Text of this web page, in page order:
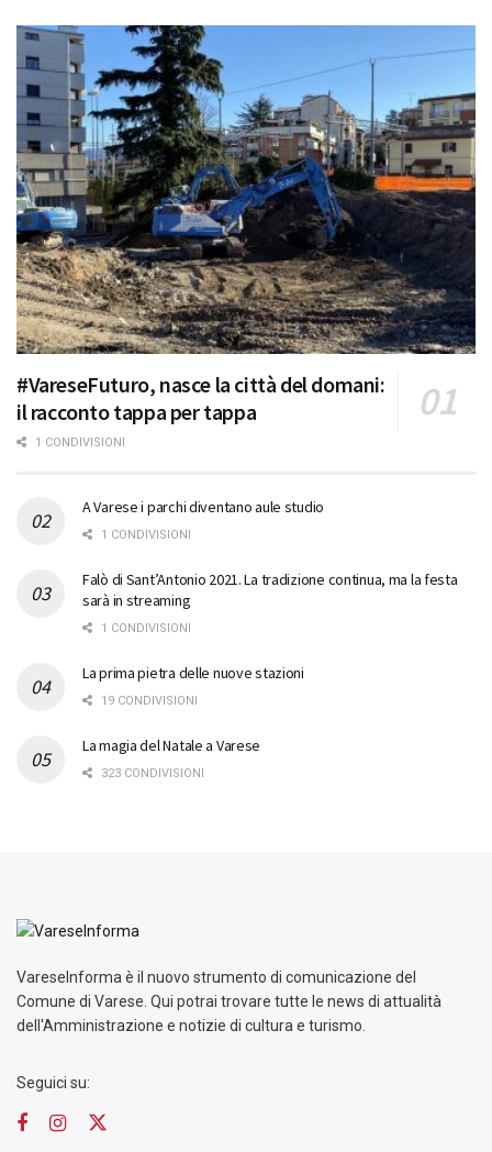
#VareseFuturo, nasce la città del domani:
il racconto tappa per tappa
1 CONDIVISIONI
A Varese i parchi diventano aule studio
1 CONDIVISIONI
Falò di Sant’Antonio 2021. La tradizione continua, ma la festa
sarà in streaming
1 CONDIVISIONI
La prima pietra delle nuove stazioni
19 CONDIVISIONI
La magia del Natale a Varese
323 CONDIVISIONI
VareseInforma è il nuovo strumento di comunicazione del
Comune di Varese. Qui potrai trovare tutte le news di attualità
dell'Amministrazione e notizie di cultura e turismo.
Seguici su: